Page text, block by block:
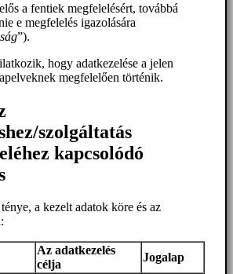
a fentiek megfelelésért, továbbá
e megfelelés igazolására
”).
hogy adatkezelése a jelen
megfelelően történik.
szolgáltatás
kapcsolódó
a kezelt adatok köre és az
:
Az adatkezelés
célja
Jogalap